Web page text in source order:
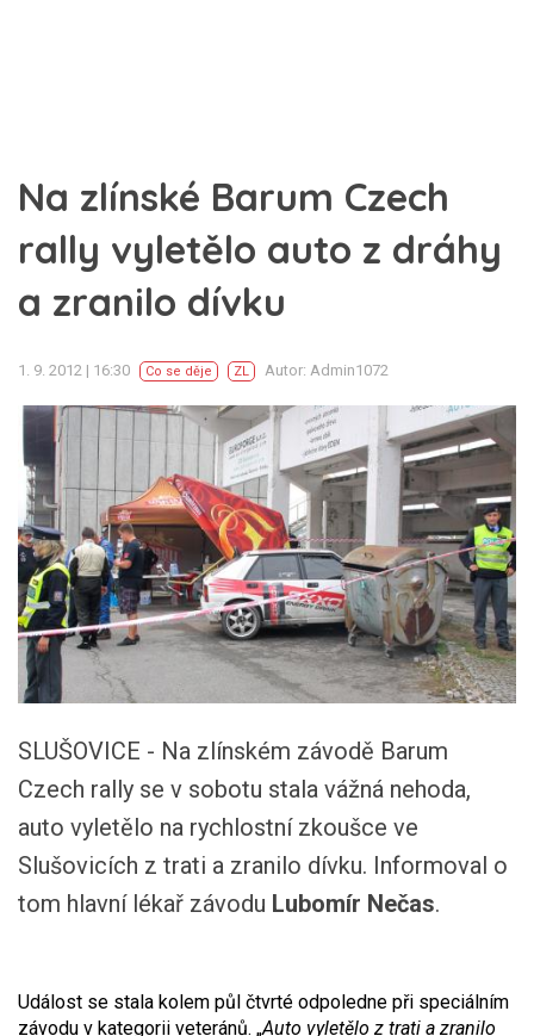
Na zlínské Barum Czech
rally vyletělo auto z dráhy
a zranilo dívku
1. 9. 2012 | 16:30 Co se děje ZL Autor: Admin1072
SLUŠOVICE - Na zlínském závodě Barum
Czech rally se v sobotu stala vážná nehoda,
auto vyletělo na rychlostní zkoušce ve
Slušovicích z trati a zranilo dívku. Informoval o
tom hlavní lékař závodu Lubomír Nečas.
Událost se stala kolem půl čtvrté odpoledne při speciálním
závodu v kategorii veteránů. „Auto vyletělo z trati a zranilo